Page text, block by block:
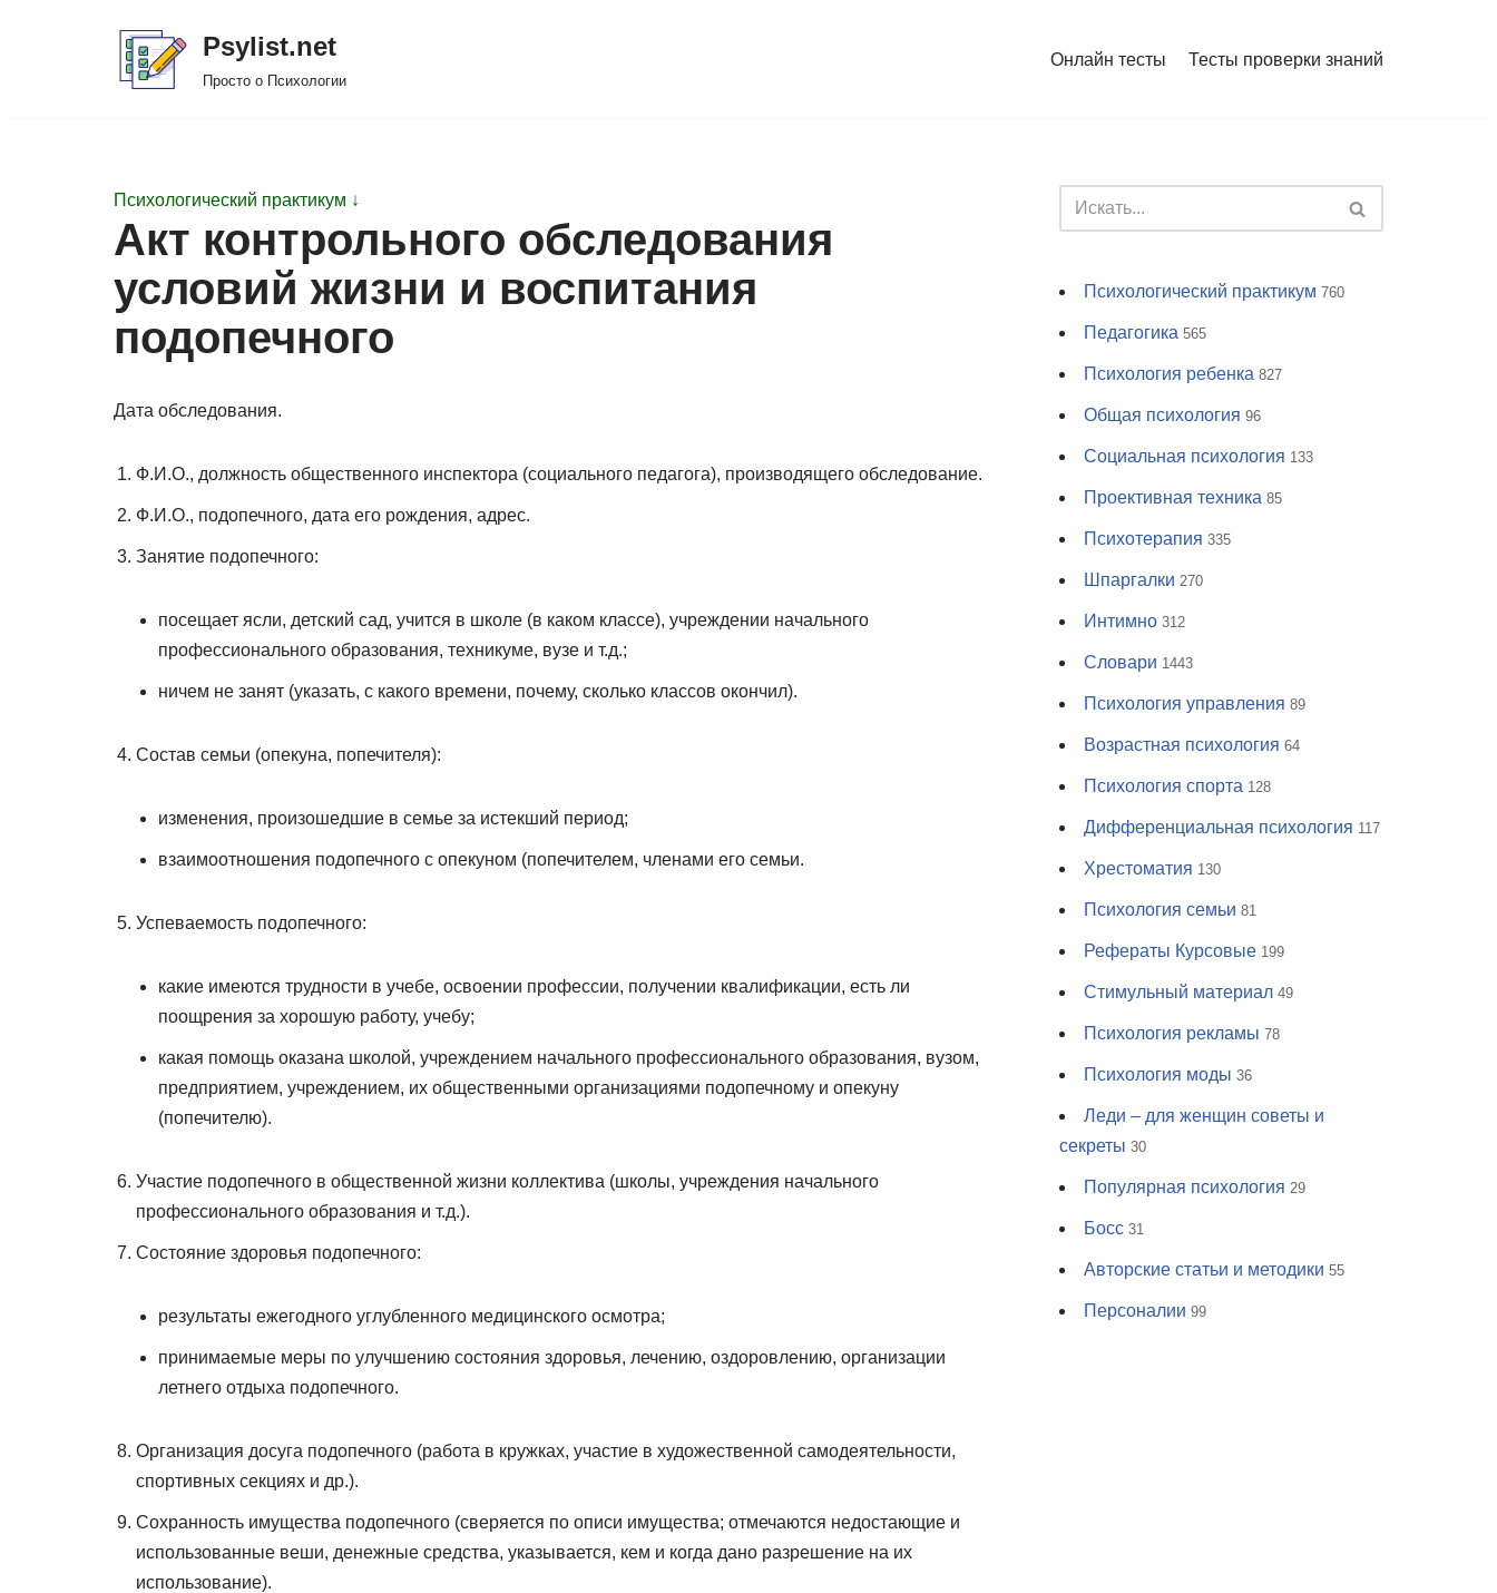
Psylist.net
Просто о Психологии
Онлайн тесты Тесты проверки знаний
Психологический практикум ↓
Акт контрольного обследования
условий жизни и воспитания
подопечного
Дата обследования.
Ф.И.О., должность общественного инспектора (социального педагога), производящего обследование.
Ф.И.О., подопечного, дата его рождения, адрес.
Занятие подопечного:
посещает ясли, детский сад, учится в школе (в каком классе), учреждении начального
профессионального образования, техникуме, вузе и т.д.;
ничем не занят (указать, с какого времени, почему, сколько классов окончил).
Состав семьи (опекуна, попечителя):
изменения, произошедшие в семье за истекший период;
взаимоотношения подопечного с опекуном (попечителем, членами его семьи.
Успеваемость подопечного:
какие имеются трудности в учебе, освоении профессии, получении квалификации, есть ли
поощрения за хорошую работу, учебу;
какая помощь оказана школой, учреждением начального профессионального образования, вузом,
предприятием, учреждением, их общественными организациями подопечному и опекуну
(попечителю).
Участие подопечного в общественной жизни коллектива (школы, учреждения начального
профессионального образования и т.д.).
Состояние здоровья подопечного:
результаты ежегодного углубленного медицинского осмотра;
принимаемые меры по улучшению состояния здоровья, лечению, оздоровлению, организации
летнего отдыха подопечного.
Организация досуга подопечного (работа в кружках, участие в художественной самодеятельности,
спортивных секциях и др.).
Сохранность имущества подопечного (сверяется по описи имущества; отмечаются недостающие и
использованные веши, денежные средства, указывается, кем и когда дано разрешение на их
использование).
Психологический практикум 760
Педагогика 565
Психология ребенка 827
Общая психология 96
Социальная психология 133
Проективная техника 85
Психотерапия 335
Шпаргалки 270
Интимно 312
Словари 1443
Психология управления 89
Возрастная психология 64
Психология спорта 128
Дифференциальная психология 117
Хрестоматия 130
Психология семьи 81
Рефераты Курсовые 199
Стимульный материал 49
Психология рекламы 78
Психология моды 36
Леди – для женщин советы и
секреты 30
Популярная психология 29
Босс 31
Авторские статьи и методики 55
Персоналии 99